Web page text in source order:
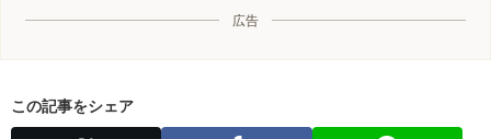
広告
この記事をシェア